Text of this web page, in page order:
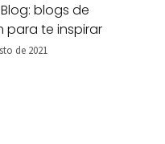
blogs de
para te inspirar
de 2021